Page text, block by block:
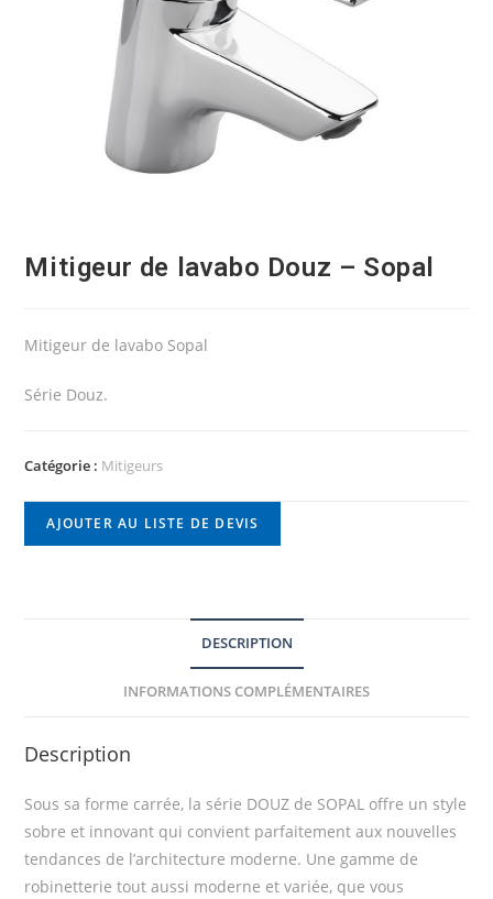
Mitigeur de lavabo Douz – Sopal
Mitigeur de lavabo Sopal
Série Douz.
Catégorie : Mitigeurs
AJOUTER AU LISTE DE DEVIS
DESCRIPTION
INFORMATIONS COMPLÉMENTAIRES
Description
Sous sa forme carrée, la série DOUZ de SOPAL offre un style
sobre et innovant qui convient parfaitement aux nouvelles
tendances de l’architecture moderne. Une gamme de
robinetterie tout aussi moderne et variée, que vous